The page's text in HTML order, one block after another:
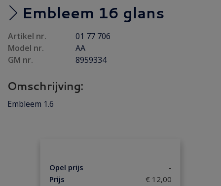
Carrosserie plaatwerk
(5)
Elektrisch/ Verlichting(14)
Emblemen/ Sierlijsten(16)
Folders/ Boeken/ Modellen
Gereviseerd(8)
Interieur/ Instrumenten
Ontsteking (5)
Versnelling/ Aandrijving
Embleem 16 glans
Artikel nr.
01 77 706
Model nr.
AA
GM nr.
8959334
Omschrijving:
Embleem 1.6
Opel prijs
-
Prijs
€ 12,00